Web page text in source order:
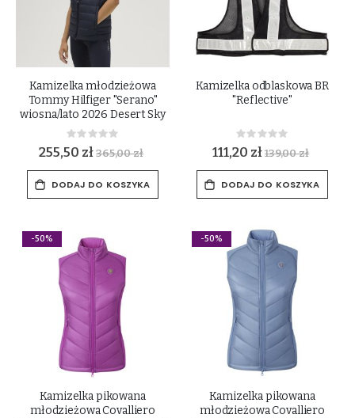
Kamizelka młodzieżowa
Tommy Hilfiger "Serano"
wiosna/lato 2026 Desert Sky
Rating:
0%
255,50 zł365,00 zł
DODAJ DO KOSZYKA
Kamizelka odblaskowa BR
"Reflective"
Rating:
0%
111,20 zł139,00 zł
DODAJ DO KOSZYKA
-50%
Kamizelka pikowana
młodzieżowa Covalliero
-50%
Kamizelka pikowana
młodzieżowa Covalliero